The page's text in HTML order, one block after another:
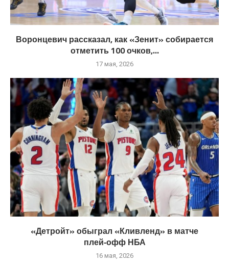
Воронцевич рассказал, как «Зенит» собирается
отметить 100 очков,...
17 мая, 2026
«Детройт» обыграл «Кливленд» в матче
плей‑офф НБА
16 мая, 2026